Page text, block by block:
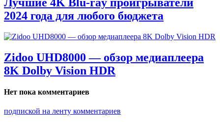
2024 года для любого бюджета
Zidoo UHD8000 — обзор медиаплеера
8K Dolby Vision HDR
Нет пока комментариев
подпиской на ленту комментариев